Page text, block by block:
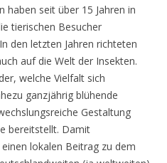
haben seit über 15 Jahren in
tierischen Besucher
den letzten Jahren richteten
auf die Welt der Insekten.
welche Vielfalt sich
ganzjährig blühende
Gestaltung
bereitstellt. Damit
lokalen Beitrag zu dem